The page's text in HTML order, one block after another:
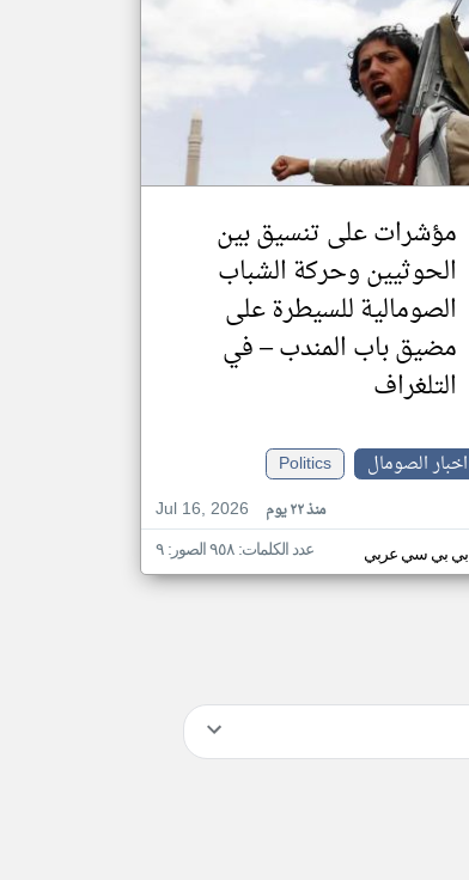
مؤشرات على تنسيق بين
الحوثيين وحركة الشباب
الصومالية للسيطرة على
مضيق باب المندب – في
التلغراف
اخبار الصومال
Politics
Jul 16, 2026
منذ ٢٢ يوم
بي بي سي عربي عدد الكلمات: ٩٥٨ الصور: ٩